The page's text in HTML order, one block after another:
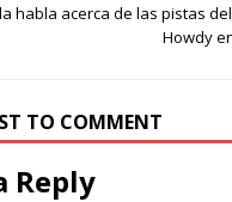
habla acerca de las pistas
Howdy
TO COMMENT
Reply